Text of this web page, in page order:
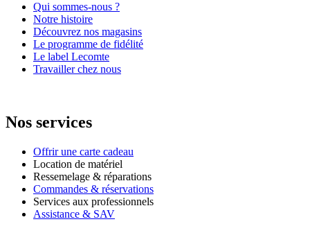
Qui sommes-nous ?
Notre histoire
Découvrez nos magasins
Le programme de fidélité
Le label Lecomte
Travailler chez nous
Nos services
Offrir une carte cadeau
Location de matériel
Ressemelage & réparations
Commandes & réservations
Services aux professionnels
Assistance & SAV